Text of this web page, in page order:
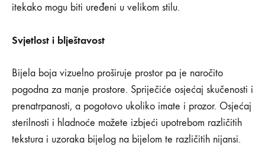
IDEJA
MALIH
SPAVAĆIH
itekako mogu biti uređeni u velikom stilu.
Svjetlost i blještavost
Bijela boja vizuelno proširuje prostor pa je naročito
pogodna za manje prostore. Spriječiće osjećaj skučenosti i
prenatrpanosti, a pogotovo ukoliko imate i prozor. Osjećaj
sterilnosti i hladnoće možete izbjeći upotrebom različitih
tekstura i uzoraka bijelog na bijelom te različitih nijansi.